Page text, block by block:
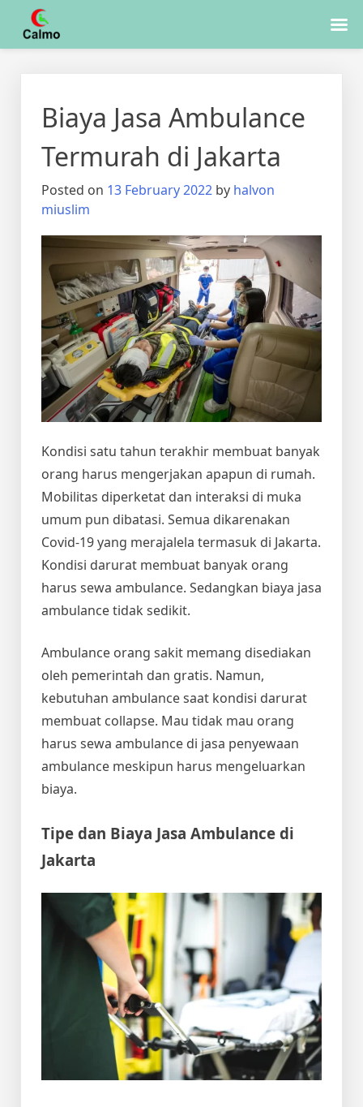
contentBiaya Jasa Ambulance
Termurah di Jakarta
Posted on 13 February 2022 by halvon
miuslim
Kondisi satu tahun terakhir membuat banyak
orang harus mengerjakan apapun di rumah.
Mobilitas diperketat dan interaksi di muka
umum pun dibatasi. Semua dikarenakan
Covid-19 yang merajalela termasuk di Jakarta.
Kondisi darurat membuat banyak orang
harus sewa ambulance. Sedangkan biaya jasa
ambulancetidak sedikit.
Ambulance orang sakit memang disediakan
oleh pemerintah dan gratis. Namun,
kebutuhan ambulance saat kondisi darurat
membuat collapse. Mau tidak mau orang
harus sewa ambulance di jasa penyewaan
ambulance meskipun harus mengeluarkan
biaya.
Tipe dan Biaya Jasa Ambulance di
Jakarta